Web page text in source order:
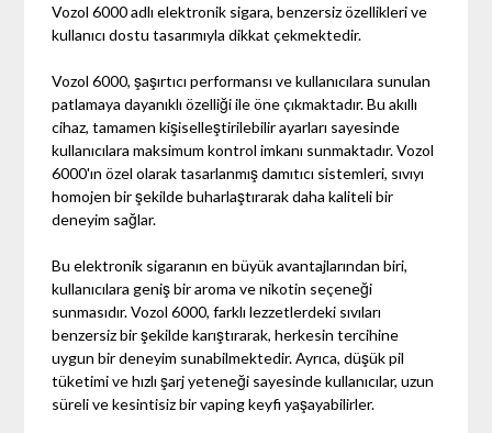
Vozol 6000 adlı elektronik sigara, benzersiz özellikleri ve
kullanıcı dostu tasarımıyla dikkat çekmektedir.
Vozol 6000, şaşırtıcı performansı ve kullanıcılara sunulan
patlamaya dayanıklı özelliği ile öne çıkmaktadır. Bu akıllı
cihaz, tamamen kişiselleştirilebilir ayarları sayesinde
kullanıcılara maksimum kontrol imkanı sunmaktadır. Vozol
6000'ın özel olarak tasarlanmış damıtıcı sistemleri, sıvıyı
homojen bir şekilde buharlaştırarak daha kaliteli bir
deneyim sağlar.
Bu elektronik sigaranın en büyük avantajlarından biri,
kullanıcılara geniş bir aroma ve nikotin seçeneği
sunmasıdır. Vozol 6000, farklı lezzetlerdeki sıvıları
benzersiz bir şekilde karıştırarak, herkesin tercihine
uygun bir deneyim sunabilmektedir. Ayrıca, düşük pil
tüketimi ve hızlı şarj yeteneği sayesinde kullanıcılar, uzun
süreli ve kesintisiz bir vaping keyfi yaşayabilirler.